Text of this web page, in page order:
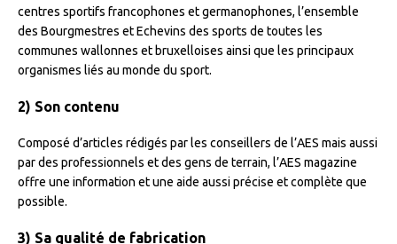
centres sportifs francophones et germanophones, l’ensemble
des Bourgmestres et Echevins des sports de toutes les
communes wallonnes et bruxelloises ainsi que les principaux
organismes liés au monde du sport.
2) Son contenu
Composé d’articles rédigés par les conseillers de l’AES mais aussi
par des professionnels et des gens de terrain, l’AES magazine
offre une information et une aide aussi précise et complète que
possible.
3) Sa qualité de fabrication